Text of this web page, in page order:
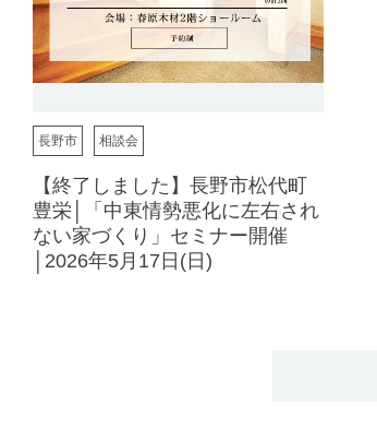
長野市 相談会
【終了しました】長野市松代町
豊栄│「中東情勢悪化に左右され
ない家づくり」セミナー開催
│2026年5月17日(日)